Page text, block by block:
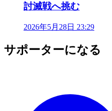
討滅戦へ挑む
2026年5月28日 23:29
サポーターになる